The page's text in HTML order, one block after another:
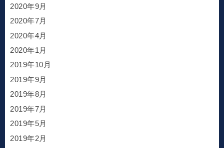
2020年9月
2020年7月
2020年4月
2020年1月
2019年10月
2019年9月
2019年8月
2019年7月
2019年5月
2019年2月